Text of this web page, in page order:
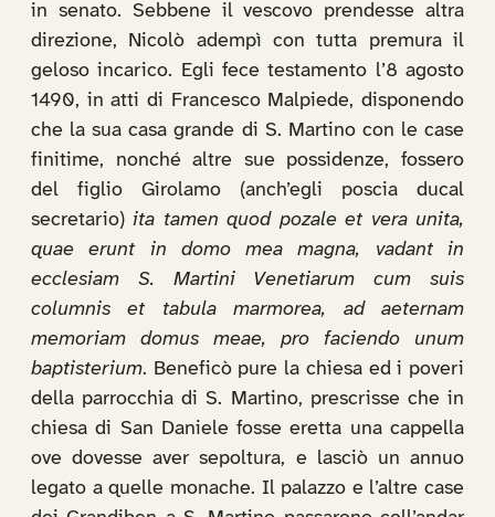
in senato. Sebbene il vescovo prendesse altra
direzione, Nicolò adempì con tutta premura il
geloso incarico. Egli fece testamento l’8 agosto
1490, in atti di Francesco Malpiede, disponendo
che la sua casa grande di S. Martino con le case
finitime, nonché altre sue possidenze, fossero
del figlio Girolamo (anch’egli poscia ducal
secretario)ita tamen quod pozale et vera unita,
quae erunt in domo mea magna, vadant in
ecclesiam S. Martini Venetiarum cum suis
columnis et tabula marmorea, ad aeternam
memoriam domus meae, pro faciendo unum
baptisterium. Beneficò pure la chiesa ed i poveri
della parrocchia di S. Martino, prescrisse che in
chiesa di San Daniele fosse eretta una cappella
ove dovesse aver sepoltura, e lasciò un annuo
legato a quelle monache. Il palazzo e l’altre case